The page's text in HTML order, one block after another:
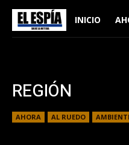
INICIO
REGIÓN
AHORA AL RUEDO